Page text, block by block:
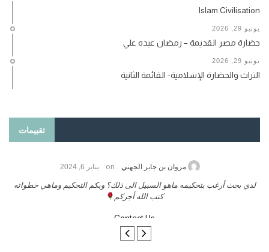
Islam Civilisation
يونيو 29, 2026
حضارة مصر القديمة – رمضان عبده علي
يونيو 29, 2026
التراث والحضارة الإسلامية- القائمة الثانية
تقييمات
حامد الزريقي on يناير 25, 2026
السلام عليكم ورحمة الله وبركاتة أرغب بنشر كتابي معكم